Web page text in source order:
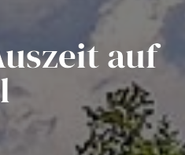
auf
auf